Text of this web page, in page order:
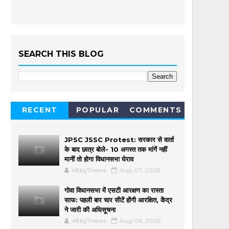
SEARCH THIS BLOG
RECENT POPULAR COMMENTS
JPSC JSSC Protest: सरकार से वार्ता
के बाद छात्र बोले- 10 अगस्त तक मांगें नहीं
मानीं तो होगा विधानसभा घेराव
48by7news Aug 07, 2026
गोवा विधानसभा में एसटी आरक्षण का रास्ता
साफ: पहली बार चार सीटें होंगी आरक्षित, केंद्र
ने जारी की अधिसूचना
48by7news Aug 06, 2026